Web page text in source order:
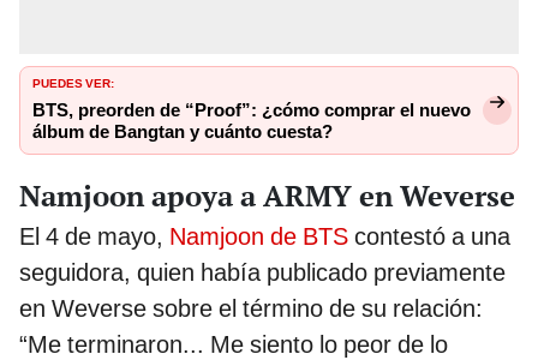
PUEDES VER:
BTS, preorden de “Proof”: ¿cómo comprar el nuevo
álbum de Bangtan y cuánto cuesta?
Namjoon apoya a ARMY en Weverse
El 4 de mayo, Namjoon de BTS contestó a una
seguidora, quien había publicado previamente
en Weverse sobre el término de su relación:
“Me terminaron... Me siento lo peor de lo